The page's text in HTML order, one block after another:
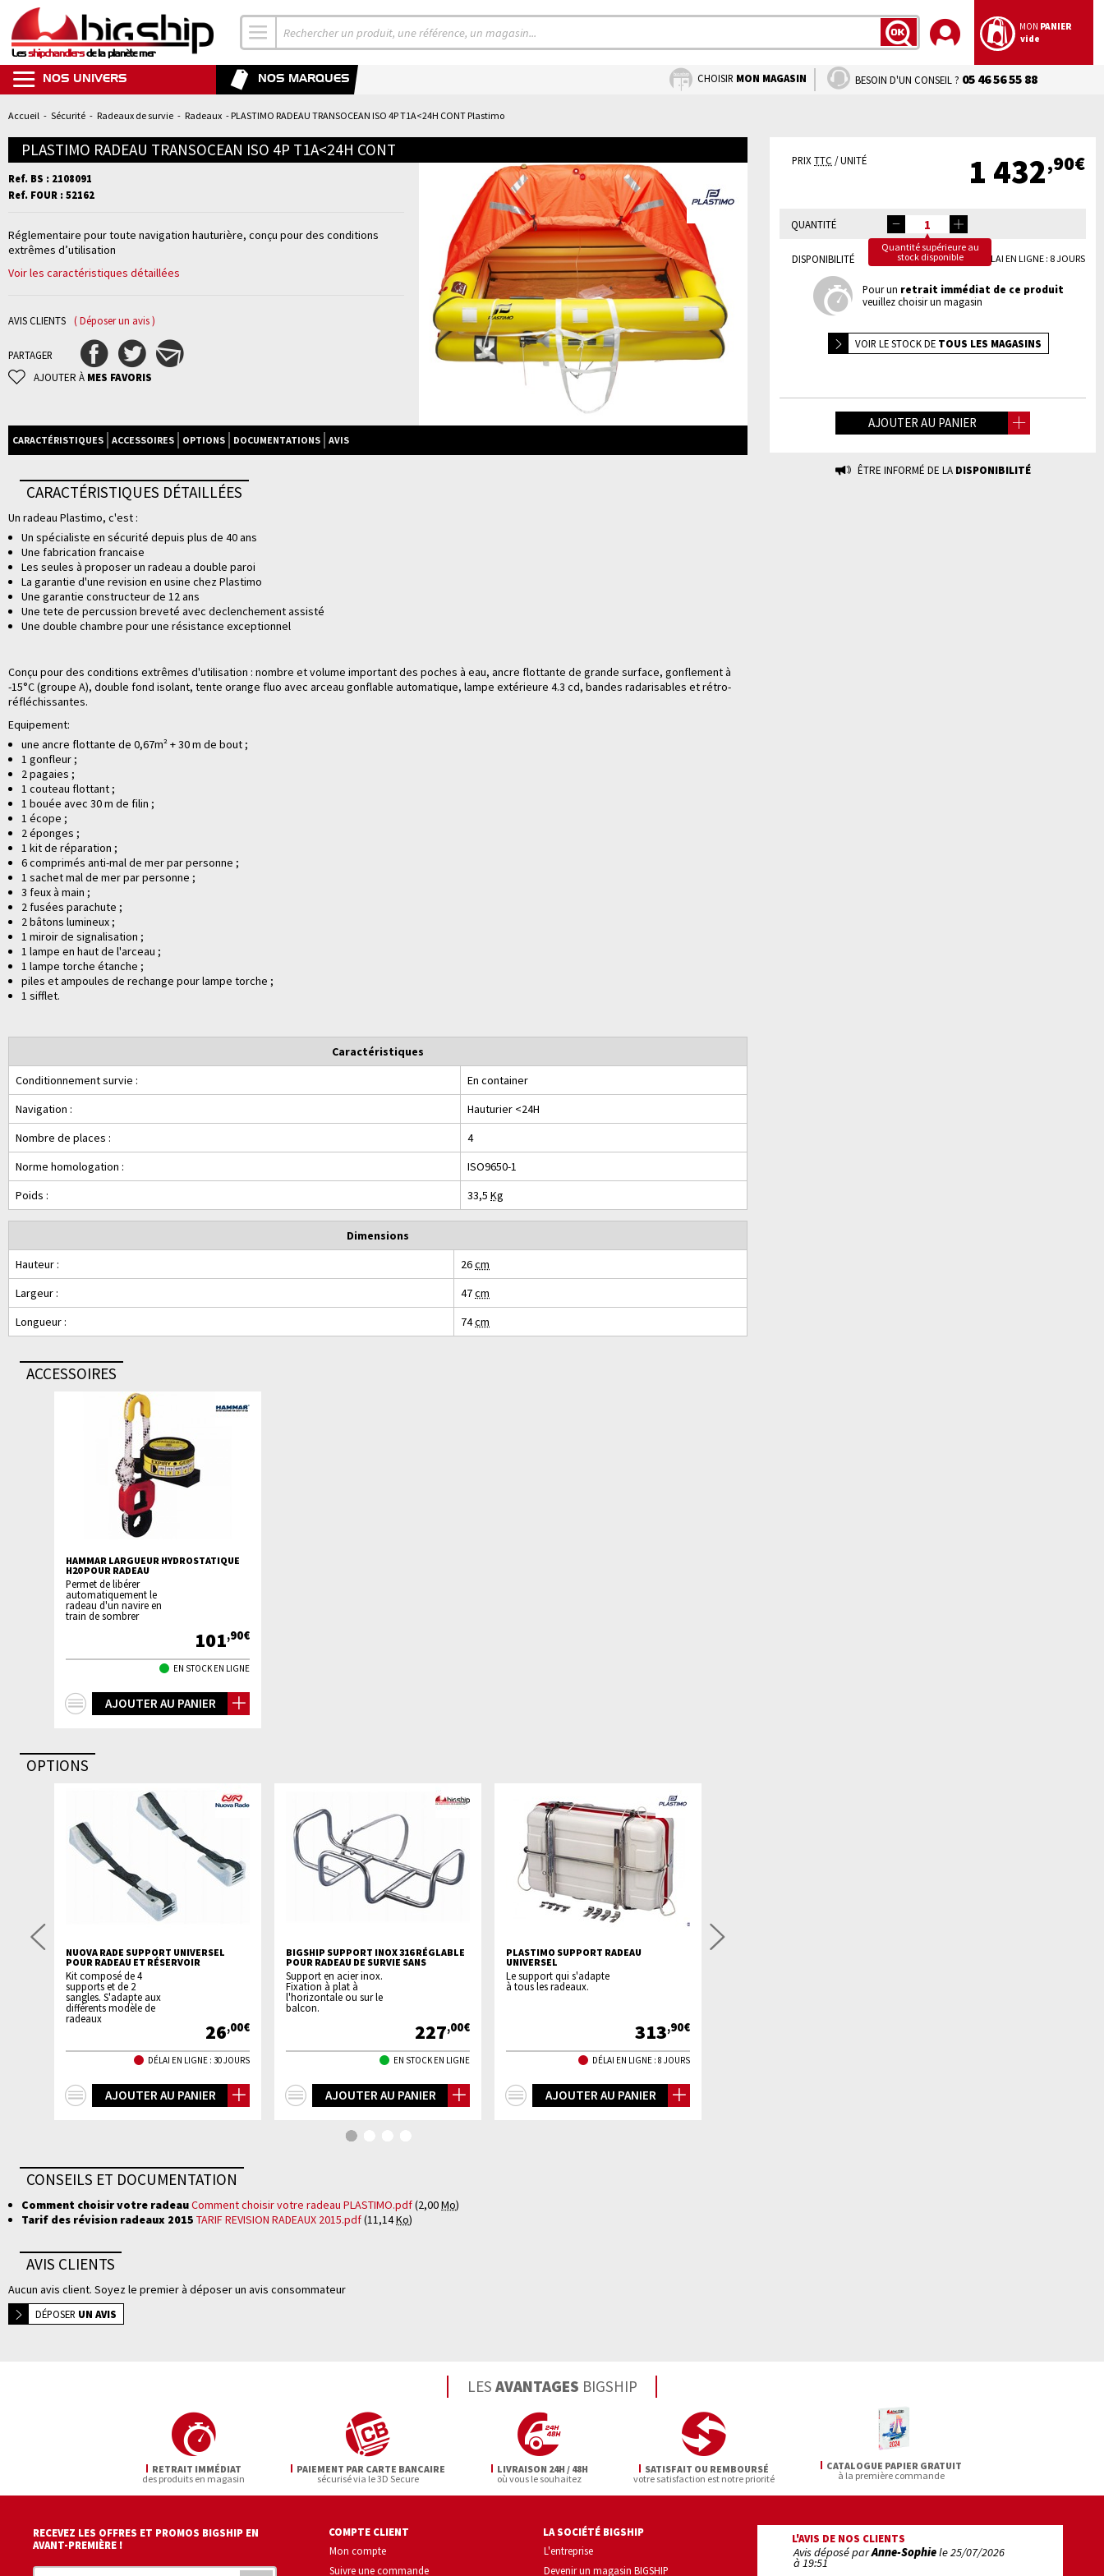
Lesshipchandlersde la planète mer
LANCER
MON PANIER
vide
NOS UNIVERS NOS MARQUES CHOISIR MON MAGASIN BESOIN D'UN CONSEIL ? 05 46 56 55 88
Accueil - Sécurité - Radeaux de survie - Radeaux - PLASTIMO RADEAU TRANSOCEAN ISO 4P T1A<24H CONT Plastimo
PLASTIMO RADEAU TRANSOCEAN ISO 4P T1A<24H CONT
PRIXTTC / UNITÉ 1 432,90€
QUANTITÉ
Quantité supérieure au
stock disponible
DISPONIBILITÉ DÉLAI EN LIGNE : 8 JOURS
Pour un retrait immédiat de ce produit
veuillez choisir un magasin
VOIR LESTOCK DE TOUS LES MAGASINS
AJOUTER AU PANIER
ÊTRE INFORMÉ DE LA DISPONIBILITÉ
Ref. BS : 2108091
Ref. FOUR : 52162
Réglementaire pour toute navigation hauturière, conçu pour des conditions
extrêmes d’utilisation
Voir les caractéristiques détaillées
AVIS CLIENTS ( Déposer un avis )
PARTAGER
AJOUTER À MES FAVORIS
CARACTÉRISTIQUES ACCESSOIRES OPTIONS DOCUMENTATIONS AVIS
CARACTÉRISTIQUES DÉTAILLÉES
Un radeau Plastimo, c'est :
Un spécialiste en sécurité depuis plus de 40 ans
Une fabrication francaise
Les seules à proposer un radeau a double paroi
La garantie d'une revision en usine chez Plastimo
Une garantie constructeur de 12 ans
Une tete de percussion breveté avec declenchement assisté
Une double chambre pour une résistance exceptionnel
Conçu pour des conditions extrêmes d'utilisation : nombre et volume important des poches à eau, ancre flottante de grande surface, gonflement à
-15°C (groupe A), double fond isolant, tente orange fluo avec arceau gonflable automatique, lampe extérieure 4.3 cd, bandes radarisables et rétro-
réfléchissantes.
Equipement:
une ancre flottante de 0,67m² + 30 m de bout ;
1 gonfleur ;
2 pagaies ;
1 couteau flottant ;
1 bouée avec 30 m de filin ;
1 écope ;
2 éponges ;
1 kit de réparation ;
6 comprimés anti-mal de mer par personne ;
1 sachet mal de mer par personne ;
3 feux à main ;
2 fusées parachute ;
2 bâtons lumineux ;
1 miroir de signalisation ;
1 lampe en haut de l'arceau ;
1 lampe torche étanche ;
piles et ampoules de rechange pour lampe torche ;
1 sifflet.
Caractéristiques
Conditionnement survie :
En container
Navigation :
Hauturier <24H
Nombre de places :
4
Norme homologation :
ISO9650-1
Poids :
33,5 Kg
Dimensions
Hauteur :
26cm
Largeur :
47cm
Longueur :
74cm
ACCESSOIRES
HAMMAR LARGUEUR HYDROSTATIQUE
H20 POUR RADEAU
Permet de libérer
automatiquement le
radeau d'un navire en
train de sombrer
101,90€
EN STOCK EN LIGNE
AJOUTER AU PANIER
OPTIONS
NUOVA RADE SUPPORT UNIVERSEL
POUR RADEAU ET RÉSERVOIR
Kit composé de 4
supports et de 2
sangles. S'adapte aux
différents modèle de
radeaux
26,00€
DÉLAI EN LIGNE : 30 JOURS
AJOUTER AU PANIER
BIGSHIP SUPPORT INOX 316 RÉGLABLE
POUR RADEAU DE SURVIE SANS
Support en acier inox.
Fixation à plat à
l'horizontale ou sur le
balcon.
227,00€
EN STOCK EN LIGNE
AJOUTER AU PANIER
PLASTIMO SUPPORT RADEAU
UNIVERSEL
Le support qui s'adapte
à tous les radeaux.
313,90€
DÉLAI EN LIGNE : 8 JOURS
AJOUTER AU PANIER
CONSEILS ET DOCUMENTATION
Comment choisir votre radeauComment choisir votre radeau PLASTIMO.pdf(2,00Mo)
Tarif des révision radeaux 2015 TARIF REVISION RADEAUX 2015.pdf(11,14Ko)
AVIS CLIENTS
Aucun avis client. Soyez le premier à déposer un avis consommateur
DÉPOSER UN AVIS
LES AVANTAGES BIGSHIP
RETRAIT IMMÉDIAT
des produits en magasin
PAIEMENT PAR CARTE BANCAIRE
sécurisé via le 3D Secure
LIVRAISON 24H / 48H
où vous le souhaitez
SATISFAIT OU REMBOURSÉ
votre satisfaction est notre priorité
CATALOGUE PAPIER GRATUIT
à la première commande
RECEVEZ LES OFFRES ET PROMOS BIGSHIP EN
AVANT-PREMIÈRE !
COMPTE CLIENT
Mon compte
Suivre une commande
LA SOCIÉTÉ BIGSHIP
L'entreprise
Devenir un magasin BIGSHIP
L'AVIS DE NOS CLIENTS
Avis déposé parAnne-Sophiele25/07/2026
à 19:51